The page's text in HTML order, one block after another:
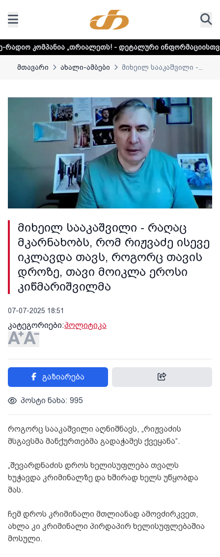
„თრიალეთს! - დეტალური ინფორმაციისთვის დააკლიკეთ
მთავარი ახალი-ამბები მიხეილ სააკაშვილი -...
მიხეილ სააკაშვილი - რაღაც
მკარნახობს, რომ რიჟვაძე ისევე
იკლავდა თავს, როგორც თავის
დროზე, თავი მოიკლა ეროსი
კიწმარიშვილმა
07-07-2025 18:51
კატეგორიები:პოლიტიკა
გაზიარება
პოსტი ნახა: 995
როგორც სააკაშვილი აღნიშნავს, „რიჟვაძის
მსგავსმა მანქურთებმა გადაჭამეს ქვეყანა“.
„შევარდნაძის დროს ხელისუფლება თვალს
ხუჭავდა კრიმინალზე და ხშირად ხელს უწყობდა
მას.
ჩემ დროს კრიმინალი მთლიანად ამოვძირკვეთ,
ახლა კი კრიმინალი პირდაპირ ხელისუფლებაშია
მოსული.